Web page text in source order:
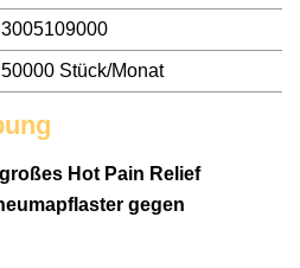
3005109000
50000 Stück/Monat
Hot Pain Relief
gegen